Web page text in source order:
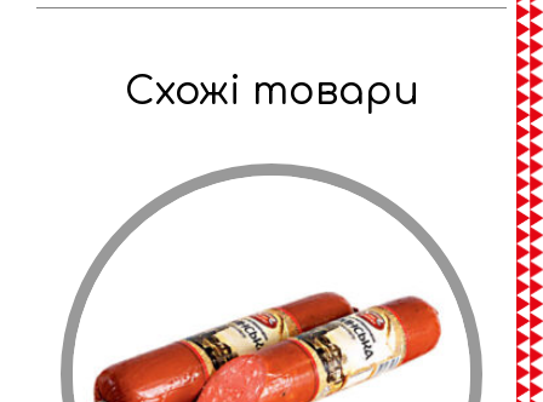
Схожі товари